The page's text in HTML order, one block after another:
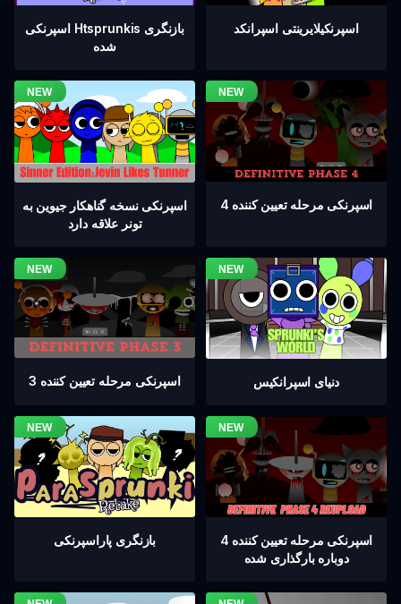
اسپرنکی Htsprunkis بازنگری
شده
اسپرنکیلایرینتی اسپرانکد
اسپرنکی نسخه گناهکار جیوین به
تونر علاقه دارد
اسپرنکی مرحله تعیین کننده 4
اسپرنکی مرحله تعیین کننده 3 دنیای اسپرانکیس
بازنگری پاراسپرنکی
اسپرنکی مرحله تعیین کننده 4
دوباره بارگذاری شده